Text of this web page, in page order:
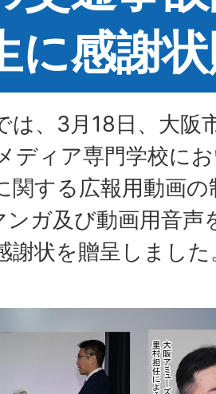
に感謝
は、3月18日、大阪
ディア専門学校に
関する広報用動画
ガ及び動画用音声
謝状を贈呈しました